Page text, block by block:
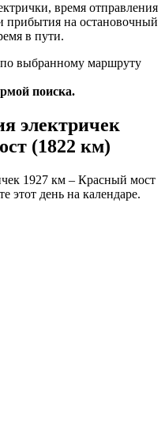
время отправления
прибытия на остановочный
в пути.
выбранному маршруту
поиска.
электричек
(1822 км)
1927 км – Красный мост
этот день на календаре.